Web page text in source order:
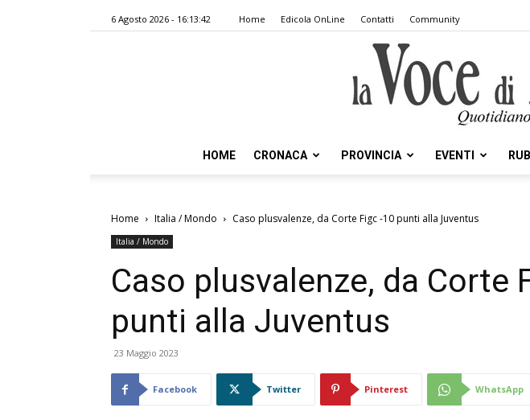
6 Agosto 2026 - 16:13:42 Home Edicola OnLine Contatti Community
HOME CRONACA PROVINCIA EVENTI
Home Italia / Mondo Caso plusvalenze, da Corte Figc -10 punti alla Juventus
Italia / Mondo
Caso plusvalenze, da Corte
punti alla Juventus
23 Maggio 2023
Facebook Twitter Pinterest WhatsApp